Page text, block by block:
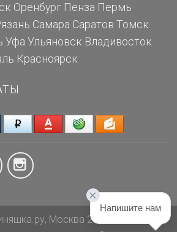
Оренбург Пенза Пермь
Самара Саратов Томск
Уфа Ульяновск Владивосток
Красноярск
Москва 2026
Напишите нам